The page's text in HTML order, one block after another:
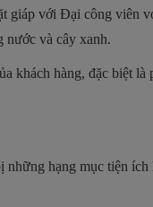
giáp với Đại công viên
nước và cây xanh.
khách hàng, đặc biệt là
hạng mục tiện